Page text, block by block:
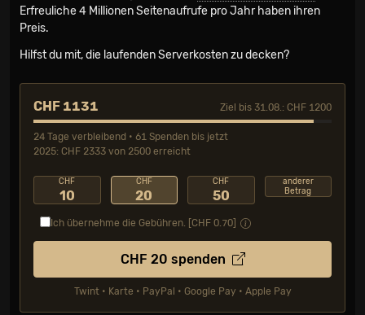
Erfreuliche 4 Millionen Seiten­aufrufe pro Jahr haben ihren
Preis.
Hilfst du mit, die laufenden Serverkosten zu decken?
CHF 1131 Ziel bis 31.08.: CHF 1200
24 Tage verbleibend • 61 Spenden bis jetzt
2025: CHF 2333 von 2500 erreicht
CHF
10
CHF
20
CHF
50
anderer
Betrag
Ich übernehme die Gebühren. [CHF 0.70
CHF 20 spenden
Twint • Karte • PayPal • Google Pay • Apple Pay